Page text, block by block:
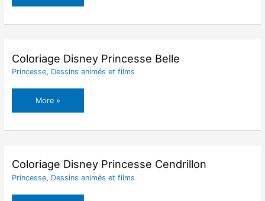
Disney
Oiseau
Coloriage Disney Princesse Belle
Princesse, Dessins animés et films
Coloriage
Disney
More »
Coloriage Disney Princesse Cendrillon
Princesse, Dessins animés et films